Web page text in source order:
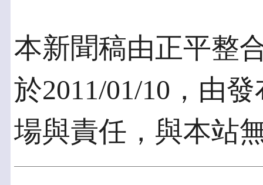
本新聞稿由正平整
於2011/01/10，由
場與責任，與本站